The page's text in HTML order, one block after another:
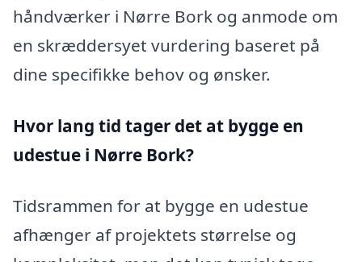
håndværker i Nørre Bork og anmode om
en skræddersyet vurdering baseret på
dine specifikke behov og ønsker.
Hvor lang tid tager det at bygge en
udestue i Nørre Bork?
Tidsrammen for at bygge en udestue
afhænger af projektets størrelse og